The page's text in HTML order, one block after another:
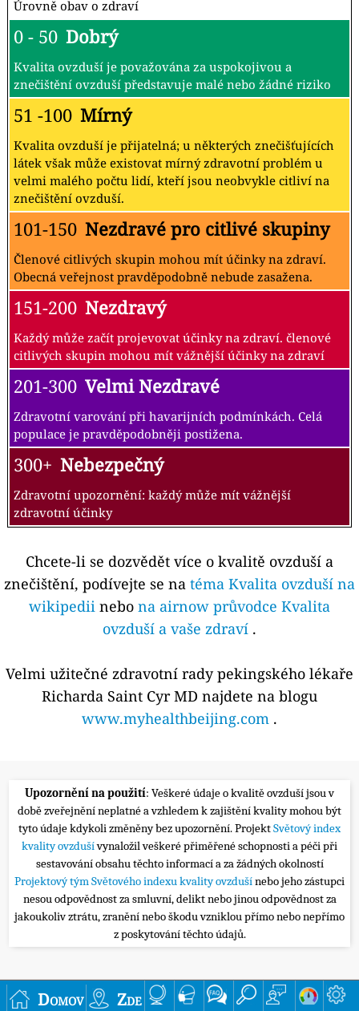
Úrovně obav o zdraví
0 - 50 Dobrý
Kvalita ovzduší je považována za uspokojivou a
znečištění ovzduší představuje malé nebo žádné riziko
51 -100 Mírný
Kvalita ovzduší je přijatelná; u některých znečišťujících
látek však může existovat mírný zdravotní problém u
velmi malého počtu lidí, kteří jsou neobvykle citliví na
znečištění ovzduší.
101-150 Nezdravé pro citlivé skupiny
Členové citlivých skupin mohou mít účinky na zdraví.
Obecná veřejnost pravděpodobně nebude zasažena.
151-200 Nezdravý
Každý může začít projevovat účinky na zdraví. členové
citlivých skupin mohou mít vážnější účinky na zdraví
201-300 Velmi Nezdravé
Zdravotní varování při havarijních podmínkách. Celá
populace je pravděpodobněji postižena.
300+ Nebezpečný
Zdravotní upozornění: každý může mít vážnější
zdravotní účinky
Chcete-li se dozvědět více o kvalitě ovzduší a
znečištění, podívejte se na téma Kvalita ovzduší na
wikipedii nebo na airnow průvodce Kvalita
ovzduší a vaše zdraví .
Velmi užitečné zdravotní rady pekingského lékaře
Richarda Saint Cyr MD najdete na blogu
www.myhealthbeijing.com .
Upozornění na použití: Veškeré údaje o kvalitě ovzduší jsou v
době zveřejnění neplatné a vzhledem k zajištění kvality mohou být
tyto údaje kdykoli změněny bez upozornění. ProjektSvětový index
kvality ovzdušívynaložil veškeré přiměřené schopnosti a péči při
sestavování obsahu těchto informací a za žádných okolností
Projektový tým Světového indexu kvality ovzdušínebo jeho zástupci
nesou odpovědnost za smluvní, delikt nebo jinou odpovědnost za
jakoukoliv ztrátu, zranění nebo škodu vzniklou přímo nebo nepřímo
z poskytování těchto údajů.
Domov Zde